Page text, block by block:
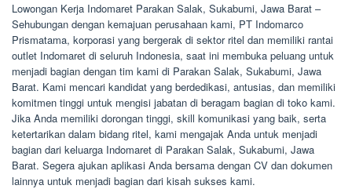
Lowongan Kerja Indomaret Parakan Salak, Sukabumi, Jawa Barat –
Sehubungan dengan kemajuan perusahaan kami, PT Indomarco
Prismatama, korporasi yang bergerak di sektor ritel dan memiliki rantai
outlet Indomaret di seluruh Indonesia, saat ini membuka peluang untuk
menjadi bagian dengan tim kami di Parakan Salak, Sukabumi, Jawa
Barat. Kami mencari kandidat yang berdedikasi, antusias, dan memiliki
komitmen tinggi untuk mengisi jabatan di beragam bagian di toko kami.
Jika Anda memiliki dorongan tinggi, skill komunikasi yang baik, serta
ketertarikan dalam bidang ritel, kami mengajak Anda untuk menjadi
bagian dari keluarga Indomaret di Parakan Salak, Sukabumi, Jawa
Barat. Segera ajukan aplikasi Anda bersama dengan CV dan dokumen
lainnya untuk menjadi bagian dari kisah sukses kami.